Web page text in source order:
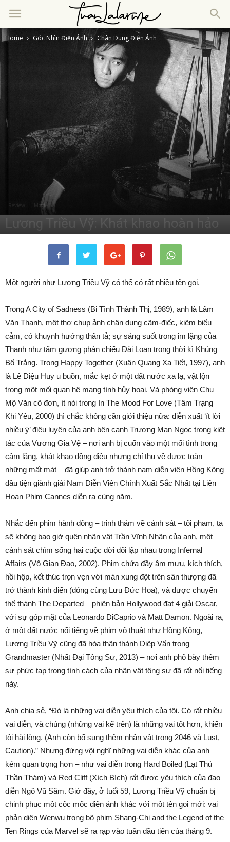
Home Góc Nhìn Điện Ảnh Chân Dung Điện Ảnh
Review Movie
Lương Triều Vỹ: Khát khao hoàn hảo
Một người như Lương Triều Vỹ có thể có rất nhiều tên gọi.
Trong A City of Sadness (Bi Tình Thành Thị, 1989), anh là Lâm
Văn Thanh, một thợ chụp ảnh chân dung câm-điếc, kiệm biểu
cảm, có khuynh hướng thân tả; sự sáng suốt trong im lặng của
Thanh như tấm gương phản chiếu Đài Loan trong thời kì Khủng
Bố Trắng. Trong Happy Together (Xuân Quang Xạ Tiết, 1997), anh
là Lê Diệu Huy u buồn, mắc kẹt ở một đất nước xa lạ, vật lộn
trong một mối quan hệ mang tính hủy hoại. Và phóng viên Chu
Mộ Văn cô đơn, ít nói trong In The Mood For Love (Tâm Trạng
Khi Yêu, 2000) thì chắc không cần giới thiệu nữa: diễn xuất ‘ít lời
nhiều ý’ điêu luyện của anh bên cạnh Trương Mạn Ngọc trong kiệt
tác của Vương Gia Vệ – nơi anh bị cuốn vào một mối tình trong
câm lặng, khát khao đồng điệu nhưng chỉ thu về được toàn
những mất mát – đã giúp anh trở thành nam diễn viên Hồng Kông
đầu tiện giành giải Nam Diễn Viên Chính Xuất Sắc Nhất tại Liên
Hoan Phim Cannes diễn ra cùng năm.
Nhắc đến phim hành động – trinh thám về cảnh sát – tội phạm, ta
sẽ không bao giờ quên nhân vật Trần Vĩnh Nhân của anh, một
cảnh sát chìm sống hai cuộc đời đối lập nhau trong Infernal
Affairs (Vô Gian Đạo, 2002). Phim chứa đầy âm mưu, kích thích,
hồi hộp, kết thúc trọn vẹn với màn xung đột trên sân thượng đã
trở thành kinh điển (đóng cùng Lưu Đức Hoa), và được chuyển
thể thành The Departed – phiên bản Hollywood đạt 4 giải Oscar,
với sự góp mặt của Leonardo DiCaprio và Matt Damon. Ngoài ra,
ở một đất nước nổi tiếng về phim võ thuật như Hồng Kông,
Lương Triều Vỹ cũng đã hóa thân thành Diệp Vấn trong
Grandmaster (Nhất Đại Tông Sư, 2013) – nơi anh phô bày thêm
sự phức tạp trong tính cách của nhân vật tông sư đã rất nổi tiếng
này.
Anh chia sẻ, “Đó là những vai diễn yêu thích của tôi. Có rất nhiều
vai diễn, và chúng (những vai kể trên) là những vai tốt hơn, khiến
tôi hài lòng. (Anh còn bổ sung thêm nhân vật trong 2046 và Lust,
Caution).” Nhưng đừng vội nghĩ những vai diễn khác của anh
kém quan trọng hơn – như vai diễn trong Hard Boiled (Lạt Thủ
Thần Thám) và Red Cliff (Xích Bích) rất được yêu thích của đạo
diễn Ngô Vũ Sâm. Giờ đây, ở tuổi 59, Lương Triều Vỹ chuẩn bị
chinh phục một cộc mốc điện ảnh khác với một tên gọi mới: vai
phản diện Wenwu trong bộ phim Shang-Chi and the Legend of the
Ten Rings của Marvel sẽ ra rạp vào tuần đầu tiên của tháng 9.